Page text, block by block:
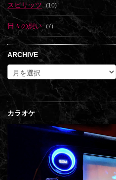
スピリッツ (10)
日々の想い (7)
ARCHIVE
カラオケ